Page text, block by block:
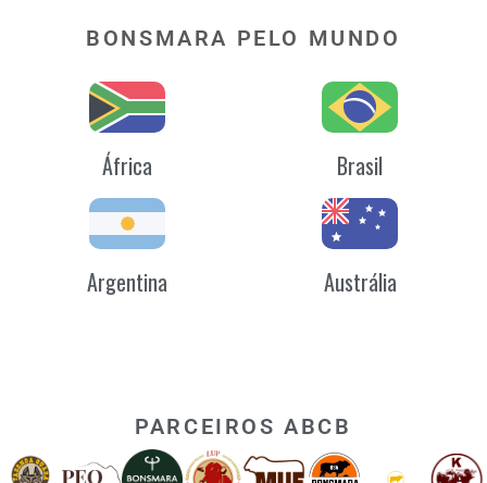
BONSMARA PELO MUNDO
África Brasil
Argentina Austrália
PARCEIROS ABCB